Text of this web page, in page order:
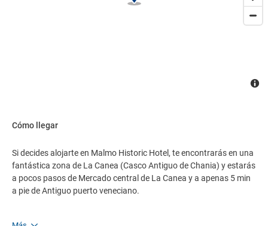
Cómo llegar
Si decides alojarte en Malmo Historic Hotel, te encontrarás en una
fantástica zona de La Canea (Casco Antiguo de Chania) y estarás
a pocos pasos de Mercado central de La Canea y a apenas 5 min
a pie de Antiguo puerto veneciano.